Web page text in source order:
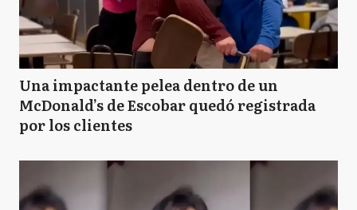
Una impactante pelea dentro de un
McDonald’s de Escobar quedó registrada
por los clientes